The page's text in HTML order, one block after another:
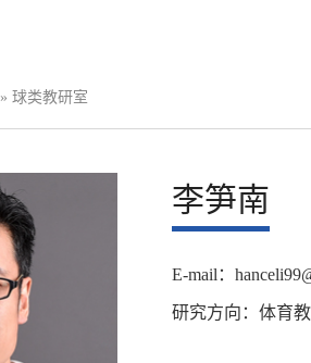
» 球类教研室
李笋南
E-mail：
研究方向：体育